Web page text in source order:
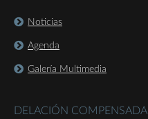
Noticias
Agenda
Galería Multimedia
DELACIÓN COMPENSADA